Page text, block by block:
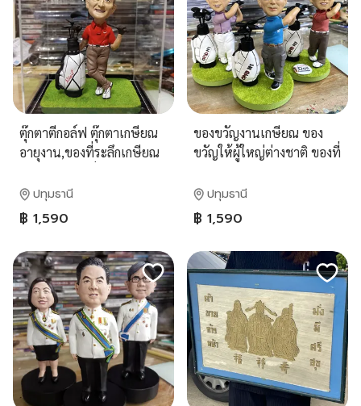
ตุ๊กตาตีกอล์ฟ ตุ๊กตาเกษียณ
อายุงาน,ของที่ระลึกเกษียณ
แฮนด์เมด
ปทุมธานี
฿ 1,590
ของขวัญงานเกษียณ ของ
ขวัญให้ผู้ใหญ่ต่างชาติ ของที่
ปทุมธานี
฿ 1,590